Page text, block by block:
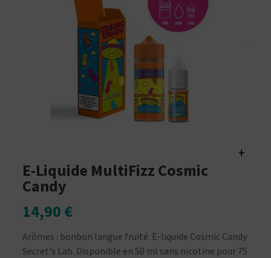
+
E-Liquide MultiFizz Cosmic
Candy
14,90 €
Arômes : bonbon langue fruité. E-liquide Cosmic Candy
Secret's Lab. Disponible en 50 ml sans nicotine pour 75